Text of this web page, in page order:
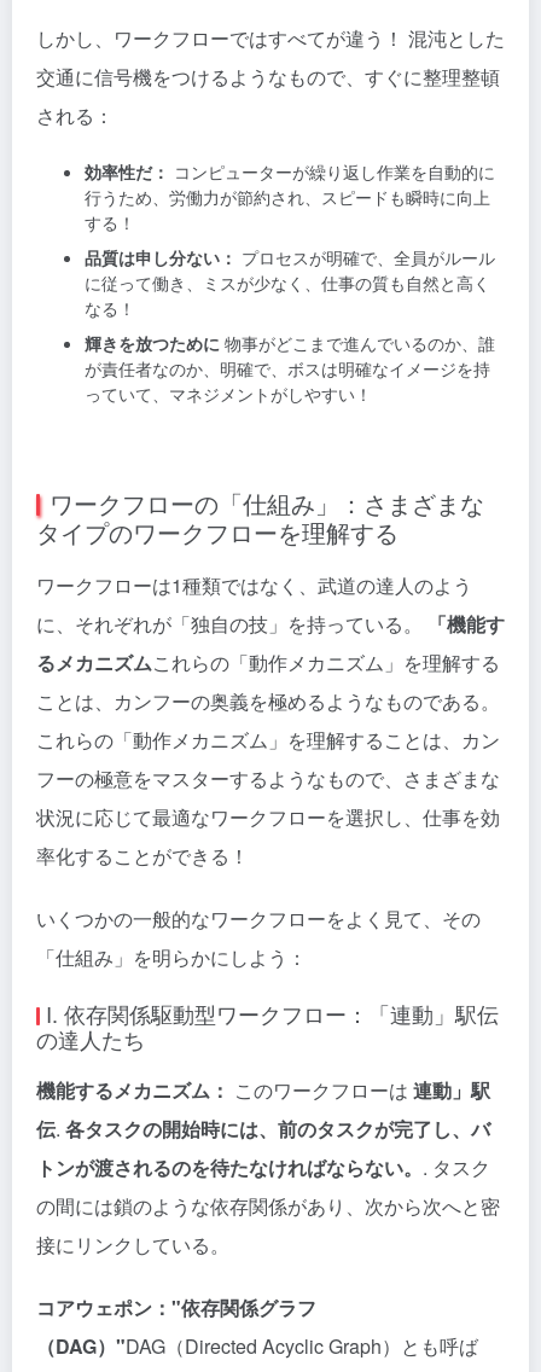
しかし、ワークフローではすべてが違う！ 混沌とした
交通に信号機をつけるようなもので、すぐに整理整頓
される：
効率性だ： コンピューターが繰り返し作業を自動的に
行うため、労働力が節約され、スピードも瞬時に向上
する！
品質は申し分ない： プロセスが明確で、全員がルール
に従って働き、ミスが少なく、仕事の質も自然と高く
なる！
輝きを放つために 物事がどこまで進んでいるのか、誰
が責任者なのか、明確で、ボスは明確なイメージを持
っていて、マネジメントがしやすい！
ワークフローの「仕組み」：さまざまな
タイプのワークフローを理解する
ワークフローは1種類ではなく、武道の達人のよう
に、それぞれが「独自の技」を持っている。
「機能す
るメカニズムこれらの「動作メカニズム」を理解する
ことは、カンフーの奥義を極めるようなものである。
これらの「動作メカニズム」を理解することは、カン
フーの極意をマスターするようなもので、さまざまな
状況に応じて最適なワークフローを選択し、仕事を効
率化することができる！
いくつかの一般的なワークフローをよく見て、その
「仕組み」を明らかにしよう：
I. 依存関係駆動型ワークフロー：「連動」駅伝
の達人たち
機能するメカニズム： このワークフローは 連動」駅
伝. 各タスクの開始時には、前のタスクが完了し、バ
トンが渡されるのを待たなければならない。 . タスク
の間には鎖のような依存関係があり、次から次へと密
接にリンクしている。
コアウェポン："依存関係グラフ
（DAG）"DAG（Directed Acyclic Graph）とも呼ば